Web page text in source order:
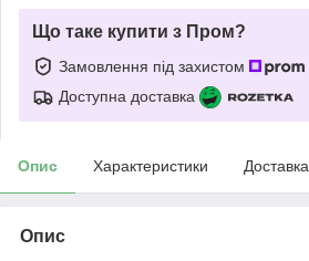
Що таке купити з Пром?
Замовлення під захистом
Доступна доставка
Опис Характеристики Доставка
Опис